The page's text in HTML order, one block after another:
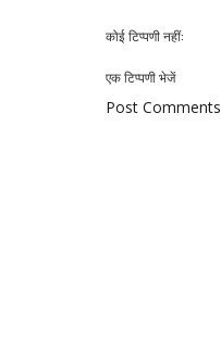
कोई टिप्पणी नहीं:
एक टिप्पणी भेजें
Post Comments